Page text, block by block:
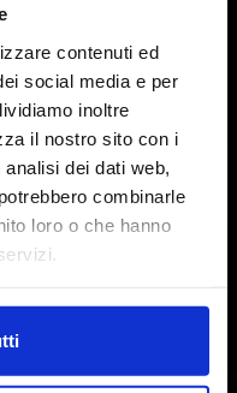
contenuti ed
social media e per
inoltre
il nostro sito con i
dei dati web,
combinarle
loro o che hanno
Smart
del